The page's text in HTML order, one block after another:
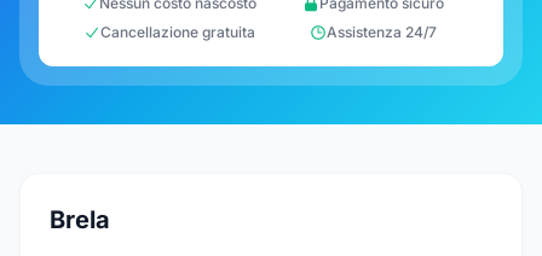
Cancellazione gratuita
Assistenza 24/7
Brela